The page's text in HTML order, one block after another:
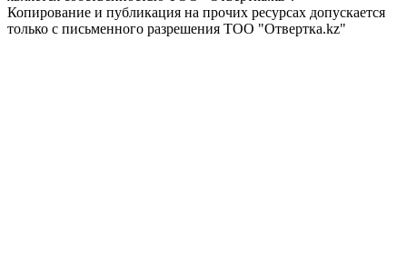
Копирование и публикация на прочих ресурсах допускается
только с письменного разрешения ТОО "Отвертка.kz"